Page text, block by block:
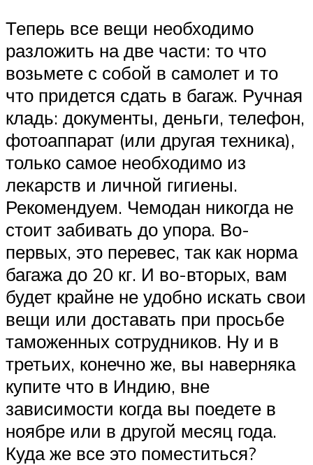
Теперь все вещи необходимо
разложить на две части: то что
возьмете с собой в самолет и то
что придется сдать в багаж. Ручная
кладь: документы, деньги, телефон,
фотоаппарат (или другая техника),
только самое необходимо из
лекарств и личной гигиены.
Рекомендуем. Чемодан никогда не
стоит забивать до упора. Во-
первых, это перевес, так как норма
багажа до 20 кг. И во-вторых, вам
будет крайне не удобно искать свои
вещи или доставать при просьбе
таможенных сотрудников. Ну и в
третьих, конечно же, вы наверняка
купите что в Индию, вне
зависимости когда вы поедете в
ноябре или в другой месяц года.
Куда же все это поместиться?